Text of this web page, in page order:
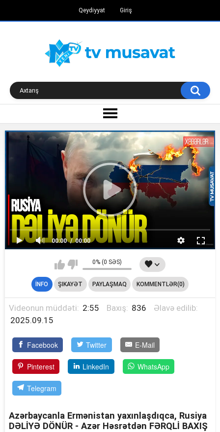
Qeydiyyat Giriş
00:00 00:00
0% (0 SƏS)
İNFO ŞIKAYƏT PAYLAŞMAQ KOMMENTLƏR(0)
Videonun müddəti: 2:55 Baxış: 836
Əlavə edilib:
2025.09.15
Facebook Twitter E-Mail
Pinterest LinkedIn WhatsApp
Telegram
Azərbaycanla Ermənistan yaxınlaşdıqca, Rusiya
DƏLİYƏ DÖNÜR - Azər Həsrətdən FƏRQLİ BAXIŞ